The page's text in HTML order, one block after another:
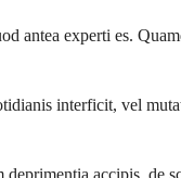
antea experti es.
interficit, vel